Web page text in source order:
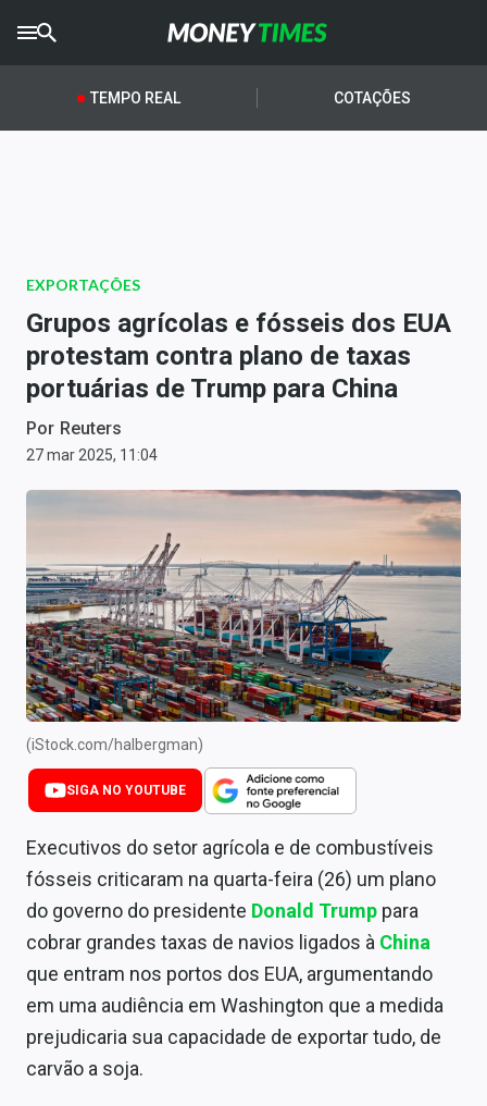
CRYPTOTIMES
AGROTIMES
Newsletters
Money Trader
Anuncie
Últimas Notícias
Comprar ou vender?
Carteiras Recomendadas
Central de Dividendos
Central de Fundos Imobiliários
Central dos IPOs
Renda Fixa
Finanças Pessoais
Mercados
Economia
Empresas
Brasil
TEMPO REAL COTAÇÕES
EXPORTAÇÕES
Grupos agrícolas e fósseis dos EUA
protestam contra plano de taxas
portuárias de Trump para China
Por Reuters
27 mar 2025, 11:04
(iStock.com/halbergman)
SIGA NO YOUTUBE
Executivos do setor agrícola e de combustíveis
fósseis criticaram na quarta-feira (26) um plano
do governo do presidente Donald Trump para
cobrar grandes taxas de navios ligados à China
que entram nos portos dos EUA, argumentando
em uma audiência em Washington que a medida
prejudicaria sua capacidade de exportar tudo, de
carvão a soja.